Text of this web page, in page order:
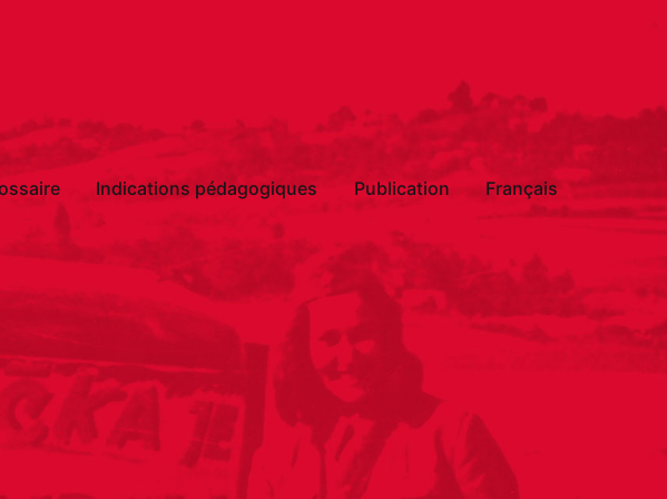
Indications pédagogiques Publication Français